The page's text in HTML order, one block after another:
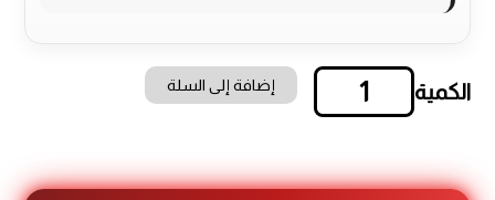
كمية
8
إضافة إلى السلة